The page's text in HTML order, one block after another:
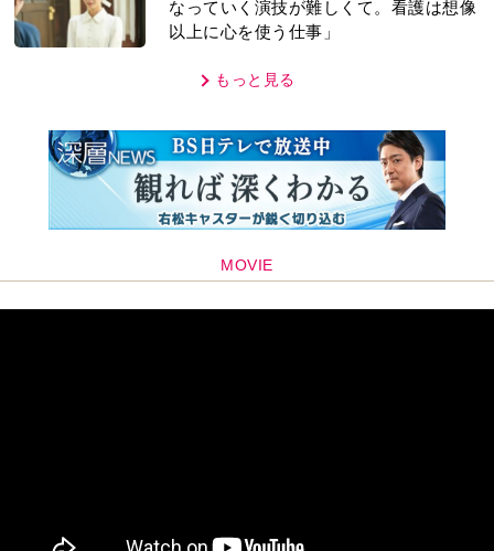
なっていく演技が難しくて。看護は想像
以上に心を使う仕事」
もっと見る
MOVIE